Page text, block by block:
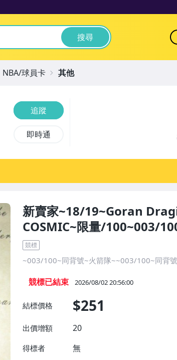
搜尋
新賣家~18/19~Goran
COSMIC~限量/100~003/
競標
~003/100~同背號~火箭隊~~003/100~同背
競標已結束 2026/08/02 20:56:00
結標價格 $251
出價增額 20
得標者 無
追蹤
即時通
NBA/球員卡 其他